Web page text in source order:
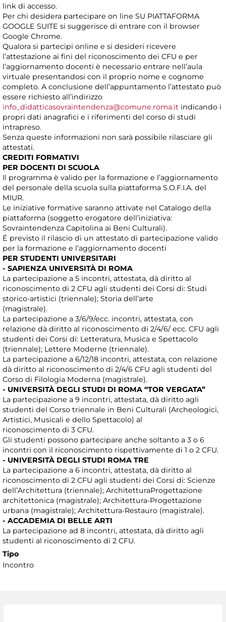
link di accesso.
Per chi desidera partecipare on line SU PIATTAFORMA
GOOGLE SUITE si suggerisce di entrare con il browser
Google Chrome.
Qualora si partecipi online e si desideri ricevere
l’attestazione ai fini del riconoscimento dei CFU e per
l’aggiornamento docenti è necessario entrare nell’aula
virtuale presentandosi con il proprio nome e cognome
completo. A conclusione dell’appuntamento l’attestato può
essere richiesto all’indirizzo
info_didatticasovraintendenza@comune.roma.it indicando i
propri dati anagrafici e i riferimenti del corso di studi
intrapreso.
Senza queste informazioni non sarà possibile rilasciare gli
attestati.
CREDITI FORMATIVI
PER DOCENTI DI SCUOLA
Il programma è valido per la formazione e l’aggiornamento
del personale della scuola sulla piattaforma S.O.F.I.A. del
MIUR.
Le iniziative formative saranno attivate nel Catalogo della
piattaforma (soggetto erogatore dell’iniziativa:
Sovraintendenza Capitolina ai Beni Culturali).
É previsto il rilascio di un attestato di partecipazione valido
per la formazione e l’aggiornamento docenti
PER STUDENTI UNIVERSITARI
- SAPIENZA UNIVERSITÀ DI ROMA
La partecipazione a 5 incontri, attestata, dà diritto al
riconoscimento di 2 CFU agli studenti dei Corsi di: Studi
storico-artistici (triennale); Storia dell’arte
(magistrale).
La partecipazione a 3/6/9/ecc. incontri, attestata, con
relazione dà diritto al riconoscimento di 2/4/6/ ecc. CFU agli
studenti dei Corsi di: Letteratura, Musica e Spettacolo
(triennale); Lettere Moderne (triennale).
La partecipazione a 6/12/18 incontri, attestata, con relazione
dà diritto al riconoscimento di 2/4/6 CFU agli studenti del
Corso di Filologia Moderna (magistrale).
- UNIVERSITÀ DEGLI STUDI DI ROMA “TOR VERGATA”
La partecipazione a 9 incontri, attestata, dà diritto agli
studenti del Corso triennale in Beni Culturali (Archeologici,
Artistici, Musicali e dello Spettacolo) al
riconoscimento di 3 CFU.
Gli studenti possono partecipare anche soltanto a 3 o 6
incontri con il riconoscimento rispettivamente di 1 o 2 CFU.
- UNIVERSITÀ DEGLI STUDI ROMA TRE
La partecipazione a 6 incontri, attestata, dà diritto al
riconoscimento di 2 CFU agli studenti dei Corsi di: Scienze
dell’Architettura (triennale); ArchitetturaProgettazione
architettonica (magistrale); Architettura-Progettazione
urbana (magistrale); Architettura-Restauro (magistrale).
- ACCADEMIA DI BELLE ARTI
La partecipazione ad 8 incontri, attestata, dà diritto agli
studenti al riconoscimento di 2 CFU.
Tipo
Incontro